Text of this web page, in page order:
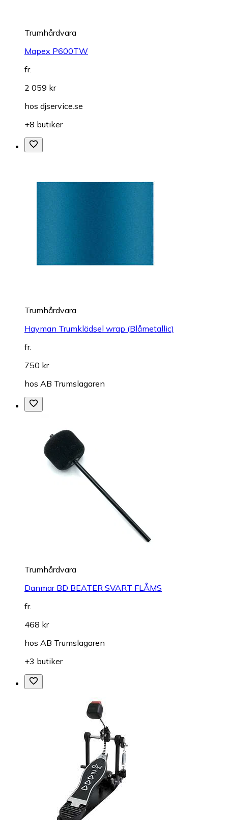
Trumhårdvara
Mapex P600TW
fr.
2 059 kr
hos djservice.se
+8 butiker
Trumhårdvara
Hayman Trumklädsel wrap (Blåmetallic)
fr.
750 kr
hos AB Trumslagaren
Trumhårdvara
Danmar BD BEATER SVART FLÅMS
fr.
468 kr
hos AB Trumslagaren
+3 butiker